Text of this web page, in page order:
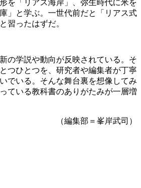
を「リアス海岸」、弥生時代に米を
」と学ぶ。一世代前だと「リアス式
習ったはずだ。
の学説や動向が反映されている。そ
つひとつを、研究者や編集者が丁寧
でいる。そんな舞台裏を想像してみ
ている教科書のありがたみが一層増
（編集部＝峯岸武司）